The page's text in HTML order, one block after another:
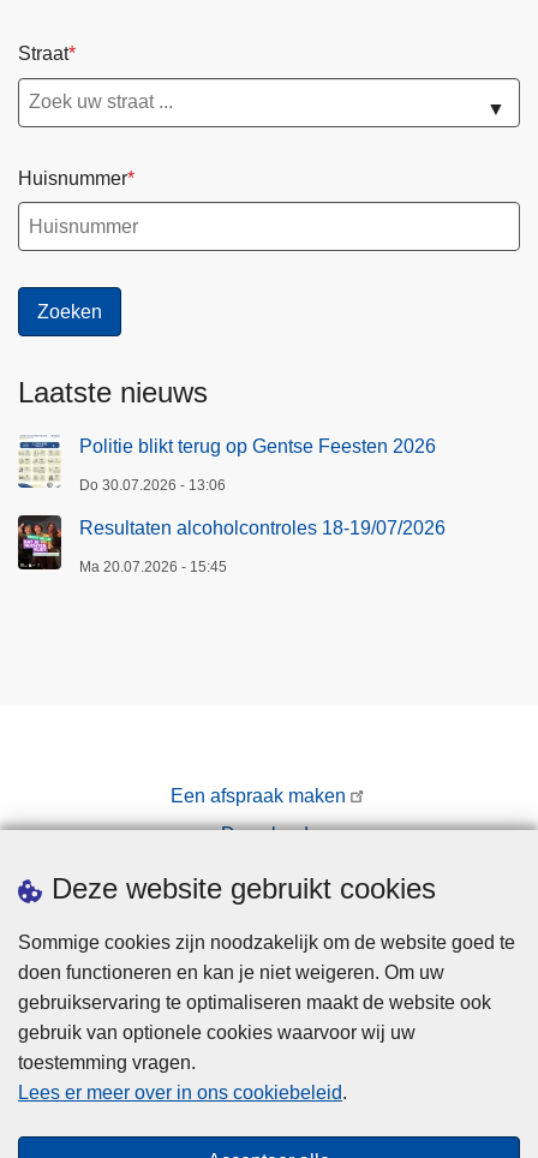
Deze website gebruikt cookies
Sommige cookies zijn noodzakelijk om de website goed te
doen functioneren en kan je niet weigeren. Om uw
gebruikservaring te optimaliseren maakt de website ook
gebruik van optionele cookies waarvoor wij uw
toestemming vragen.
Lees er meer over in ons cookiebeleid.
Straat
▼
Huisnummer
Laatste nieuws
Politie blikt terug op Gentse Feesten 2026
Do 30.07.2026 - 13:06
Resultaten alcoholcontroles 18-19/07/2026
Ma 20.07.2026 - 15:45
Een afspraak maken
Downloads
Privacy
Cookies